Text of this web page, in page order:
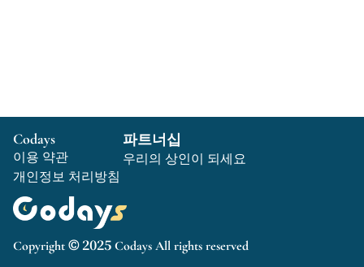
Copyright © 2025 Codays All rights reserved
Codays
이용 약관
개인정보 처리방침
파트너십
우리의 상인이 되세요